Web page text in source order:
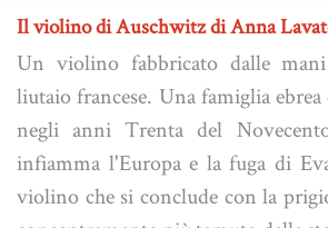
Il violino di Auschwitz di Anna
Un violino fabbricato dalle
liutaio francese. Una famiglia
negli anni Trenta del
infiamma l'Europa e la fuga di
violino che si conclude con la